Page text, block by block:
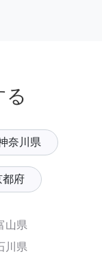
る
奈川県
都府
山県
川県